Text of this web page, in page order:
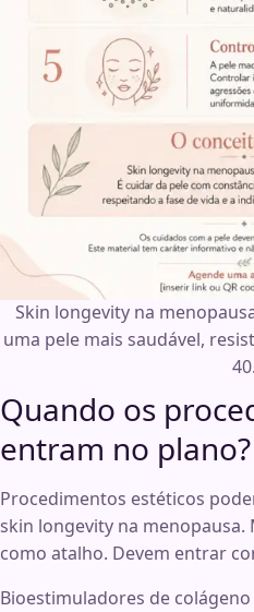
Skin longevity na
uma pele mais saudável,
40.
Quando os
entram no plano?
Procedimentos estéticos
skin longevity na menopausa.
como atalho. Devem entrar
Bioestimuladores de